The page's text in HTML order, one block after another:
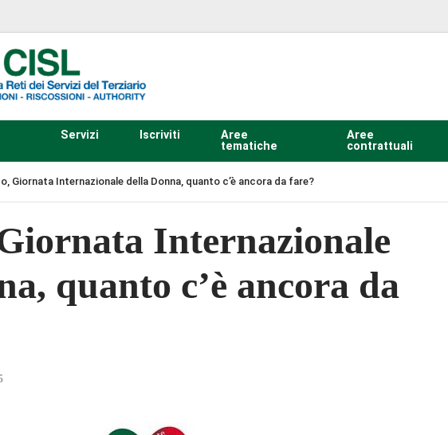
Servizi Iscriviti
Aree
tematiche
Aree
contrattuali
Giornata Internazionale della Donna, quanto c’è ancora da fare?
Internazionale
quanto c’è ancora da